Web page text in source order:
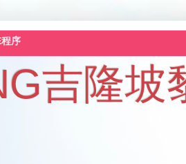
序
吉隆坡